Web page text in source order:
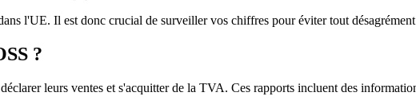
l'UE. Il est donc crucial de surveiller vos chiffres pour éviter tout
?
leurs ventes et s'acquitter de la TVA. Ces rapports incluent des